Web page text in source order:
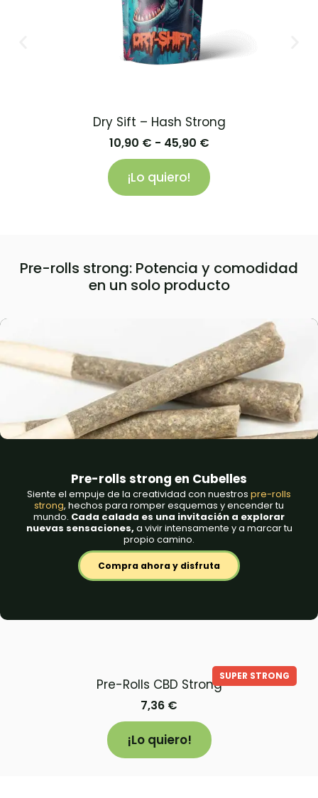
Dry Sift – Hash Strong
10,90 € - 45,90 €
¡Lo quiero!
Pre-rolls strong: Potencia y comodidad
en un solo producto
Pre-rolls strong en Cubelles
Siente el empuje de la creatividad con nuestros pre-rolls
strong, hechos para romper esquemas y encender tu
mundo. Cada calada es una invitación a explorar
nuevas sensaciones, a vivir intensamente y a marcar tu
propio camino.
Compra ahora y disfruta
SUPER STRONG
Pre-Rolls CBD Strong
7,36 €
¡Lo quiero!